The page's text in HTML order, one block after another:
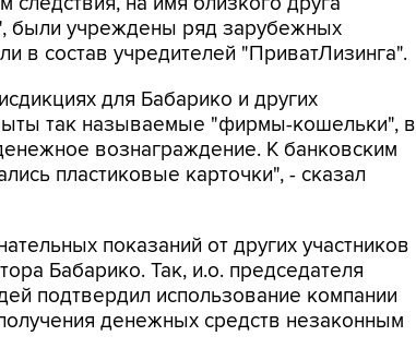
были учреждены ряд зарубежных
в состав учредителей "ПриватЛизинга".
для Бабарико и других
так называемые "фирмы-кошельки", в
вознаграждение. К банковским
пластиковые карточки", - сказал
показаний от других участников
Бабарико. Так, и.о. председателя
подтвердил использование компании
денежных средств незаконным